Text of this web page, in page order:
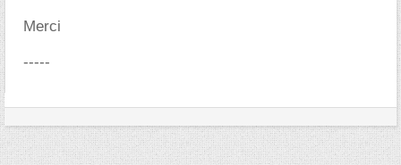
Merci
-----